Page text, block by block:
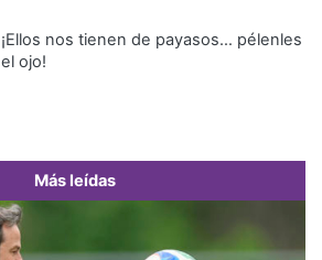
¡Ellos nos tienen de payasos… pélenles
el ojo!
Más leídas